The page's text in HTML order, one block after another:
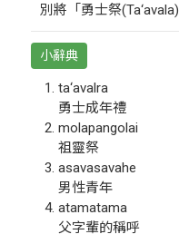
別將「勇士祭
小辭典
ta‘avalra
勇士成年禮
molapangolai
祖靈祭
asavasavahe
男性青年
atamatama
父字輩的稱呼